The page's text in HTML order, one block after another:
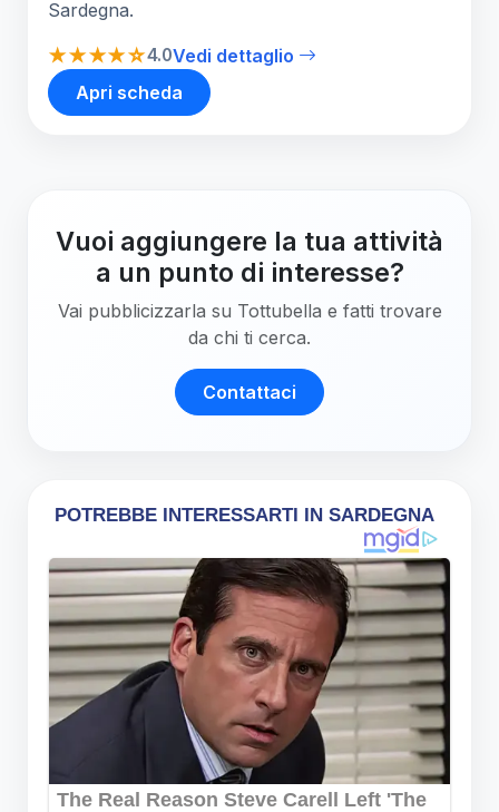
Sardegna.
★★★★☆4.0Vedi dettaglio
Apri scheda
Vuoi aggiungere la tua attività
a un punto di interesse?
Vai pubblicizzarla su Tottubella e fatti trovare
da chi ti cerca.
Contattaci